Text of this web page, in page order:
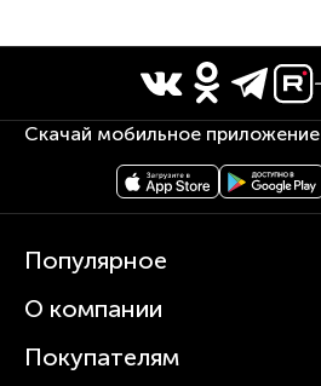
местности и пр.
Скачай мобильное
Популярное
Кофемашины
Вертикальные пылесосы
О компании
О Polaris
Покупателям